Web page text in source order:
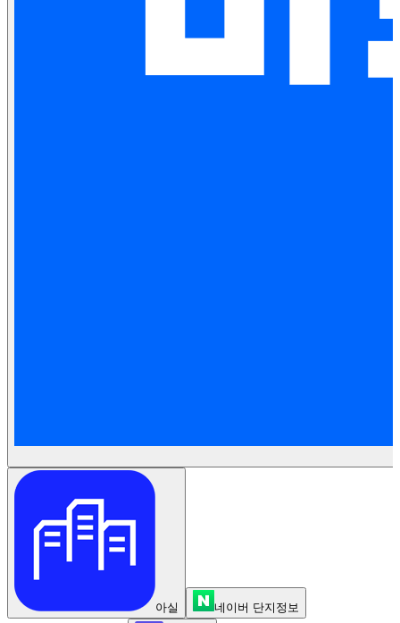
아실 네이버 단지정보